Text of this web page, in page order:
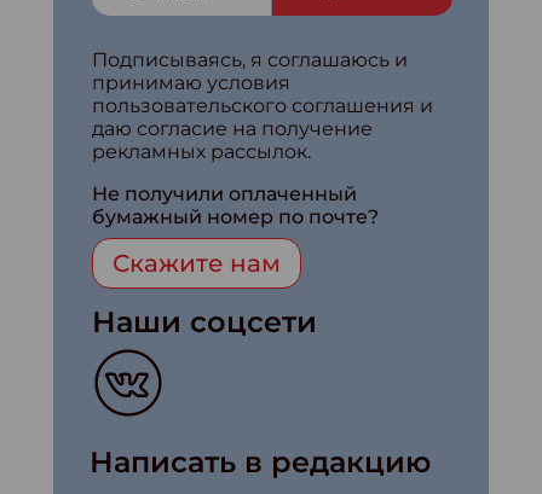
Подписываясь, я соглашаюсь и
принимаю условия
пользовательского соглашения и
даю согласие на получение
рекламных рассылок.
Не получили оплаченный
бумажный номер по почте?
Скажите нам
Наши соцсети
Написать в редакцию